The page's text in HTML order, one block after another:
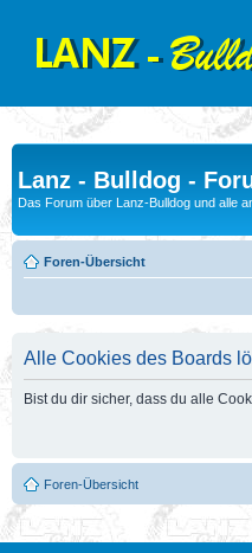
Lanz - Bulldog -
Das Forum über Lanz-Bulldog und alle
Foren-Übersicht
Alle Cookies des Boards
Bist du dir sicher, dass du alle
Foren-Übersicht